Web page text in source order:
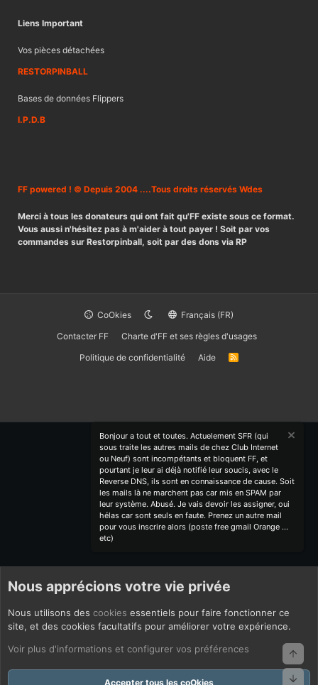
Liens Important
Vos pièces détachées
RESTORPINBALL
Bases de données Flippers
I.P.D.B
FF powered ! © Depuis 2004 ....Tous droits réservés Wdes
Merci à tous les donateurs qui ont fait qu'FF existe sous ce format.
Vous aussi n'hésitez pas à m'aider à tout payer ! Soit par vos
commandes sur Restorpinball, soit par des dons via RP
CoOkies
Français (FR)
Contacter FF
Charte d'FF et ses règles d'usages
Politique de confidentialité
Aide
R
Bonjour a tout et toutes. Actuelement SFR (qui
sous traite les autres mails de chez Club Internet
ou Neuf) sont incompétants et bloquent FF, et
pourtant je leur ai déjà notifié leur soucis, avec le
Reverse DNS, ils sont en connaissance de cause. Soit
les mails là ne marchent pas car mis en SPAM par
leur système. Abusé. Je vais devoir les assigner, oui
hélas car sont seuls en faute. Prenez un autre mail
pour vous inscrire alors (poste free gmail Orange ...
etc)
Nous apprécions votre vie privée
Nous utilisons des cookies essentiels pour faire fonctionner ce
site, et des cookies facultatifs pour améliorer votre expérience.
Voir plus d'informations et configurer vos préférences
Accepter tous les coOkies